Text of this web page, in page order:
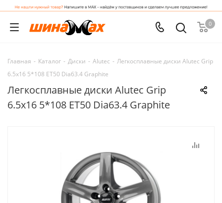
0
Главная - Каталог - Диски - Alutec - Легкосплавные диски Alutec Grip
6.5x16 5*108 ET50 Dia63.4 Graphite
Легкосплавные диски Alutec Grip
6.5x16 5*108 ET50 Dia63.4 Graphite